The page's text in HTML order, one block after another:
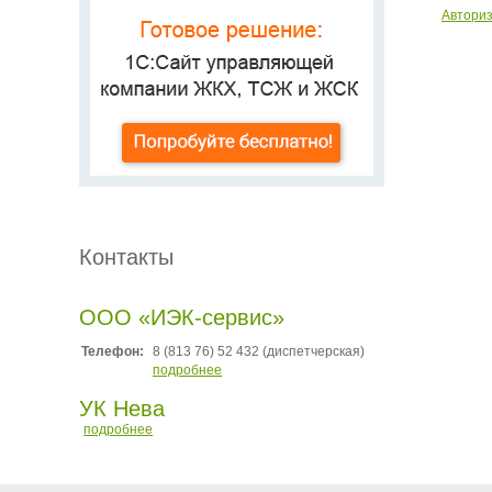
Контакты
ООО «ИЭК-сервис»
Телефон:
8 (813 76) 52 432 (диспетчерская)
подробнее
УК Нева
подробнее